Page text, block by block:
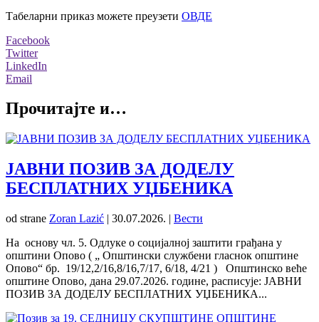
Табеларни приказ можете преузети ОВДЕ
Facebook
Twitter
LinkedIn
Email
Прочитајте и…
ЈАВНИ ПОЗИВ ЗА ДОДЕЛУ
БЕСПЛАТНИХ УЏБЕНИКА
od strane Zoran Lazić | 30.07.2026. | Вести
На основу чл. 5. Одлуке о социјалној заштити грађана у
општини Опово ( „ Општински службени гласнок општине
Опово“ бр. 19/12,2/16,8/16,7/17, 6/18, 4/21 ) Општинско веће
општине Опово, дана 29.07.2026. године, расписује: ЈАВНИ
ПОЗИВ ЗА ДОДЕЛУ БЕСПЛАТНИХ УЏБЕНИКА...